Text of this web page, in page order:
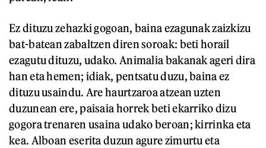
Ez dituzu zehazki gogoan, baina ezagunak zaizkizu
bat-batean zabaltzen diren soroak: beti horail
ezagutu dituzu, udako. Animalia bakanak ageri dira
han eta hemen; idiak, pentsatu duzu, baina ez
dituzu usaindu. Are haurtzaroa atzean uzten
duzunean ere, paisaia horrek beti ekarriko dizu
gogora trenaren usaina udako beroan; kirrinka eta
kea. Alboan eserita duzun agure zimurtu eta